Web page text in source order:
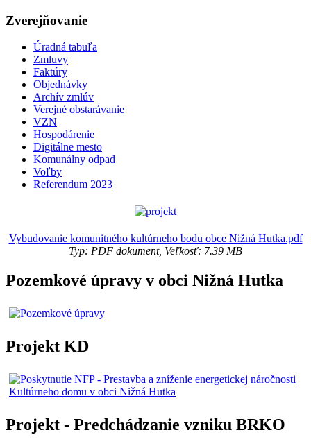
Zverejňovanie
Úradná tabuľa
Zmluvy
Faktúry
Objednávky
Archív zmlúv
Verejné obstarávanie
VZN
Hospodárenie
Digitálne mesto
Komunálny odpad
Voľby
Referendum 2023
Vybudovanie komunitného kultúrneho bodu obce Nižná Hutka.pdf
Typ: PDF dokument, Veľkosť: 7.39 MB
Pozemkové úpravy v obci Nižná Hutka
Projekt KD
Projekt - Predchádzanie vzniku BRKO